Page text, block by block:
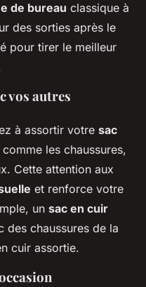
de bureau classique à
des sorties après le
pour tirer le meilleur
vos autres
à assortir votre sac
comme les chaussures,
Cette attention aux
et renforce votre
un sac en cuir
des chaussures de la
cuir assortie.